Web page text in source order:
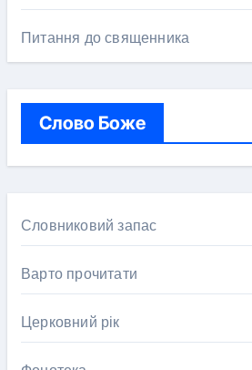
Питання до священника
Слово Боже
Словниковий запас
Варто прочитати
Церковний рік